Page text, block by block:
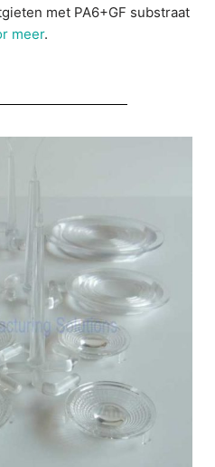
met PA6+GF substraat
meer.